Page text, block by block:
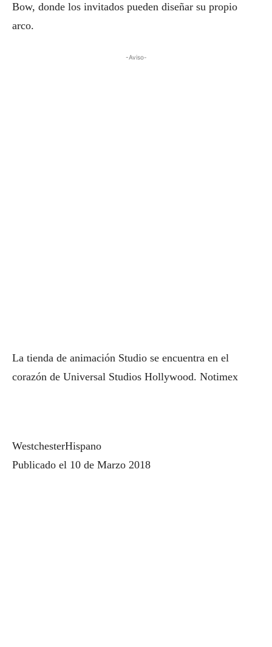
Bow, donde los invitados pueden diseñar su propio
arco.
-Aviso-
La tienda de animación Studio se encuentra en el
corazón de Universal Studios Hollywood. Notimex
WestchesterHispano
Publicado el 10 de Marzo 2018